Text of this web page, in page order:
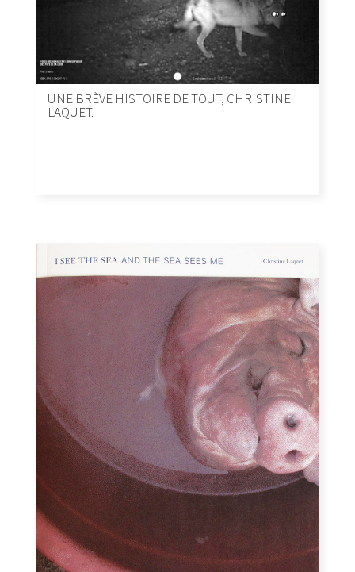
UNE BRÈVE HISTOIRE DE TOUT, CHRISTINE
LAQUET.